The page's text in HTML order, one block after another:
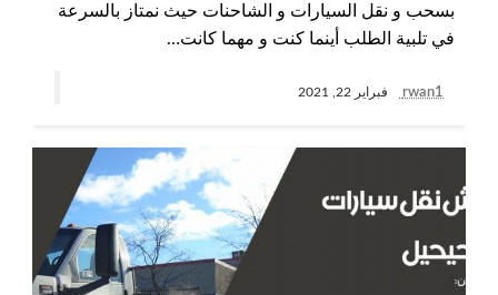
بسحب و نقل السيارات و الشاحنات حيث نمتاز بالسرعة
في تلبية الطلب أينما كنت و مهما كانت…
rwan1 فبراير 22, 2021